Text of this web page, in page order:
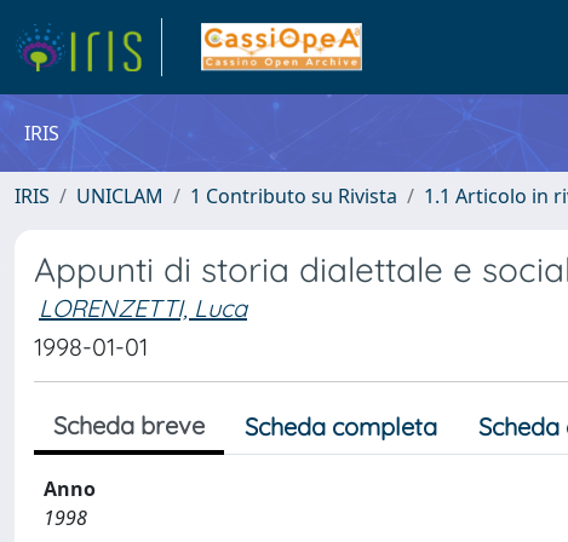
IRIS
IRIS UNICLAM 1 Contributo su Rivista 1.1 Articolo in
Appunti di storia dialettale e
LORENZETTI, Luca
1998-01-01
Scheda breve Scheda completa
Anno
1998